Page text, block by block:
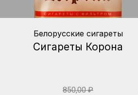
Белорусские сигареты
Сигареты Корона
850,00₽